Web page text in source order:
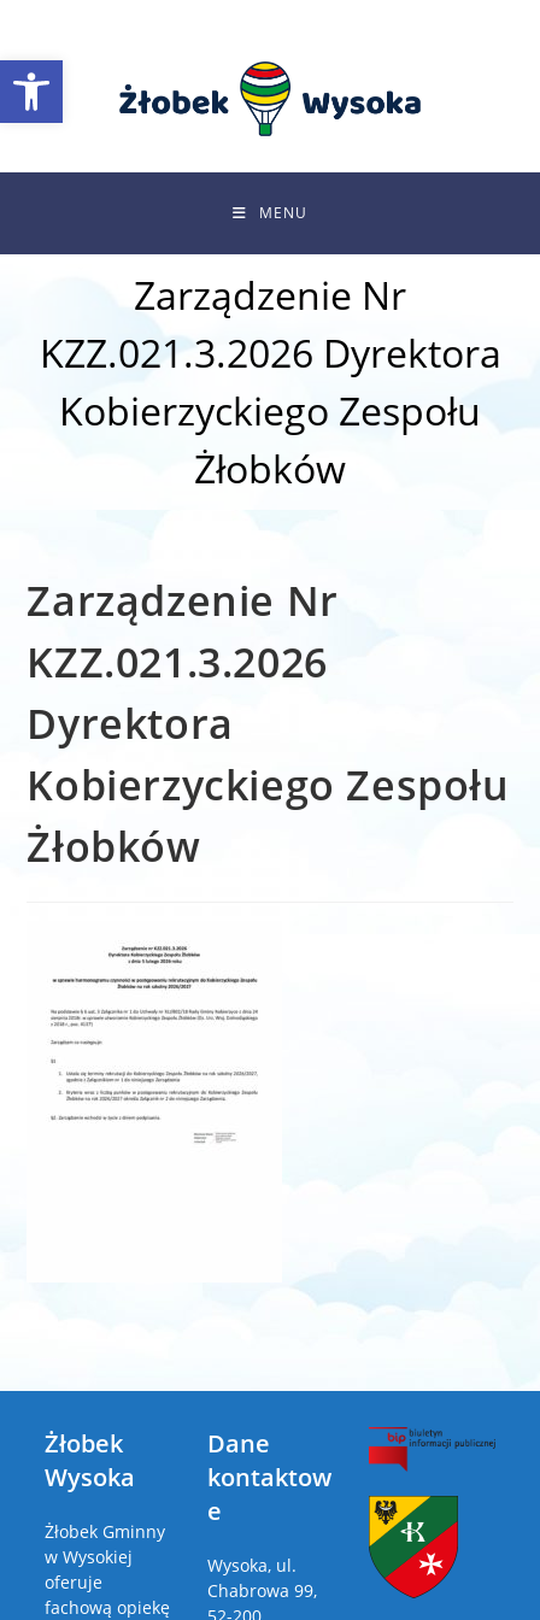
Otwórz pasek narzędzi
content
MENU
Zarządzenie Nr
KZZ.021.3.2026 Dyrektora
Kobierzyckiego Zespołu
Żłobków
Zarządzenie Nr
KZZ.021.3.2026
Dyrektora
Kobierzyckiego Zespołu
Żłobków
Żłobek
Wysoka
Żłobek Gminny
w Wysokiej
oferuje
fachową opiekę
Dane
kontaktow
e
Wysoka, ul.
Chabrowa 99,
52-200